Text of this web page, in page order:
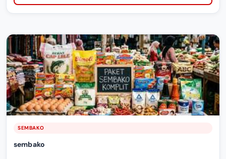
SEMBAKO
sembako